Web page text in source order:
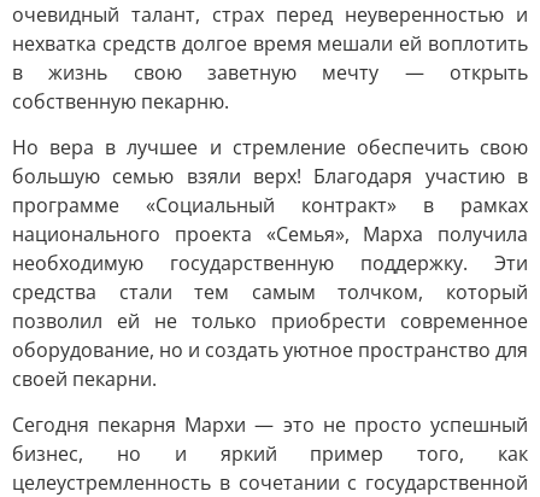
очевидный талант, страх перед неуверенностью и
нехватка средств долгое время мешали ей воплотить
в жизнь свою заветную мечту — открыть
собственную пекарню.
Но вера в лучшее и стремление обеспечить свою
большую семью взяли верх! Благодаря участию в
программе «Социальный контракт» в рамках
национального проекта «Семья», Марха получила
необходимую государственную поддержку. Эти
средства стали тем самым толчком, который
позволил ей не только приобрести современное
оборудование, но и создать уютное пространство для
своей пекарни.
Сегодня пекарня Мархи — это не просто успешный
бизнес, но и яркий пример того, как
целеустремленность в сочетании с государственной